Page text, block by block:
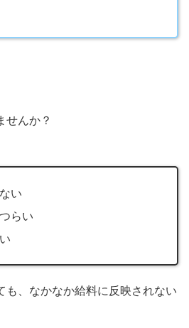
せんか？
い
らい
も、なかなか給料に反映されない